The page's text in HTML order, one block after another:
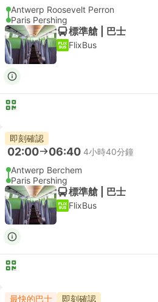
Antwerp Roosevelt Perron
Paris Pershing
標準艙 | 巴士
FlixBus
即刻確認
02:00 06:40 4小時40分鐘
Antwerp Berchem
Paris Pershing
標準艙 | 巴士
FlixBus
最快的巴士 即刻確認